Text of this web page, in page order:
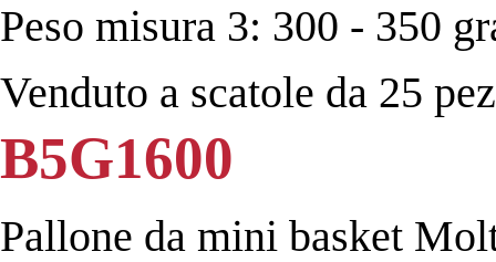
Peso misura 3: 300 - 350
Venduto a scatole da 25
B5G1600
Pallone da mini basket